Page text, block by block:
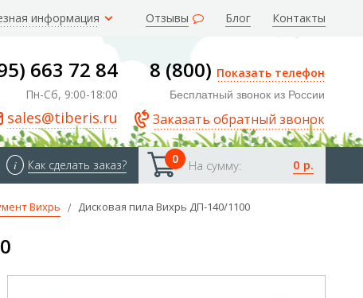
информация Отзывы Блог Контакты
663 72 84
Пн-Сб, 9:00-18:00
sales@tiberis.ru
8 (800) Показать телефон
Бесплатный звонок из России
Заказать обратный звонок
0 На сумму: 0 р.
i Как сделать заказ?
Вихрь Дисковая пила Вихрь ДП-140/1100